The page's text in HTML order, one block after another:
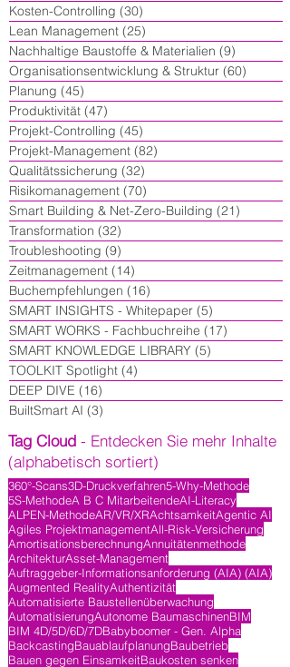
Kosten-Controlling (30)
Lean Management (25)
Nachhaltige Baustoffe & Materialien (9)
Organisationsentwicklung & Struktur (60)
Planung (45)
Produktivität (47)
Projekt-Controlling (45)
Projekt-Management (82)
Qualitätssicherung (32)
Risikomanagement (70)
Smart Building & Net-Zero-Building (21)
Transformation (32)
Troubleshooting (9)
Zeitmanagement (14)
Buchempfehlungen (16)
SMART INSIGHTS - Whitepaper (5)
SMART WORKS - Fachbuchreihe (17)
SMART KNOWLEDGE LIBRARY (5)
TOOLKIT Spotlight (4)
DEEP DIVE (16)
BuiltSmart AI (3)
Tag Cloud - Entdecken Sie mehr Inhalte
(alphabetisch sortiert)
360°-Scans3D-Druckverfahren5-Why-Methode
5S-MethodeA B C MitarbeitendeAI-Literacy
ALPEN-MethodeAR/VR/XRAchtsamkeitAgentic AI
Agiles ProjektmanagementAll-Risk-Versicherung
AmortisationsberechnungAnnuitätenmethode
ArchitekturAsset-Management
Auftraggeber-Informationsanforderung (AIA) (AIA)
Augmented RealityAuthentizität
Automatisierte Baustellenüberwachung
AutomatisierungAutonome BaumaschinenBIM
BIM 4D/5D/6D/7DBabyboomer - Gen. Alpha
BackcastingBauablaufplanungBaubetrieb
Bauen gegen EinsamkeitBaukosten senken